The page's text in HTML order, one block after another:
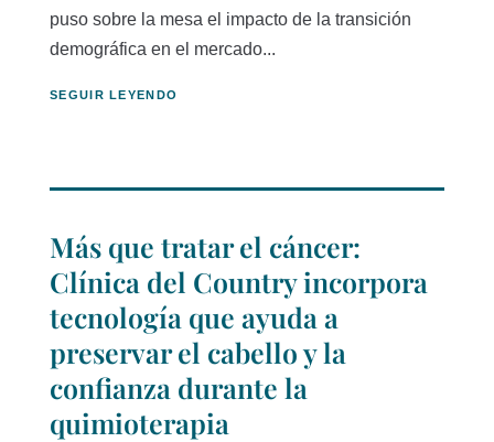
puso sobre la mesa el impacto de la transición
demográfica en el mercado...
SEGUIR LEYENDO
Más que tratar el cáncer:
Clínica del Country incorpora
tecnología que ayuda a
preservar el cabello y la
confianza durante la
quimioterapia